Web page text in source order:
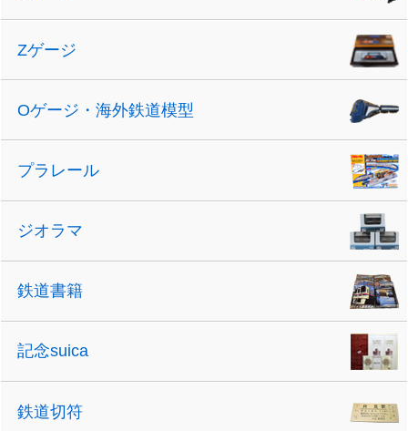
Zゲージ
Oゲージ・海外鉄道模型
プラレール
ジオラマ
鉄道書籍
記念suica
鉄道切符